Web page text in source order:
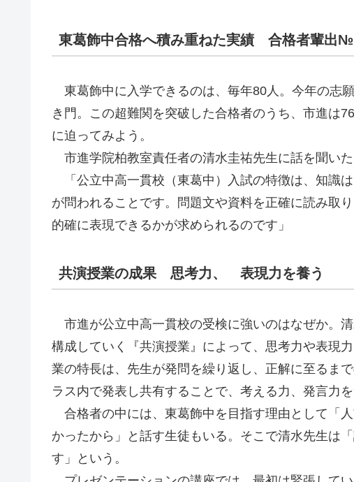
東葛飾中合格へ積み重ねた実績 合格者輩出№
東葛飾中に入学できるのは、毎年80人。今年の志
き門。この超難関を突破した合格者のうち、市進は
に迫ってみよう。
市進学院柏教室責任者の清水圭祐先生に話を聞いた
「公立中高一貫校（東葛中）入試の特徴は、知識
が問われることです。問題文や資料を正確に読み取
的確に表現できるかが求められるのです」
共演授業の成果 思考力、 表現力を養う
市進が公立中高一貫校の受検に強いのはなぜか。
構成していく『共演授業』によって、思考力や表現
業の特長は、先生が発問を繰り返し、正解に至るま
ラス内で発表し共有することで、考える力、発言力
合格者の中には、東葛飾中を目指す理由として「
かったから」と話す生徒もいる。そこで清水先生は
す」という。